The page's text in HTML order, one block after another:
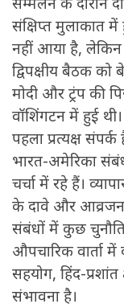
संक्षिप्त मुलाकात में
नहीं आया है, लेकिन
द्विपक्षीय बैठक को
मोदी और ट्रंप की
वॉशिंगटन में हुई
पहला प्रत्यक्ष
भारत-अमेरिका
चर्चा में रहे हैं।
के दावे और आव्रजन
संबंधों में कुछ
औपचारिक वार्ता में
सहयोग, हिंद-प्रशांत
संभावना है।